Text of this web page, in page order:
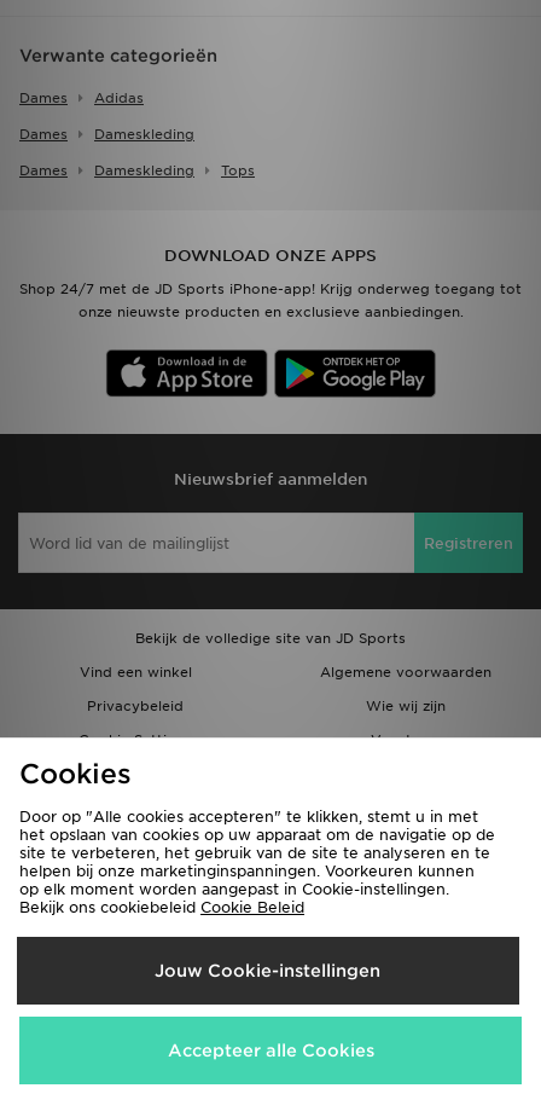
Verwante categorieën
Dames Adidas
Dames Dameskleding
Dames Dameskleding Tops
DOWNLOAD ONZE APPS
Shop 24/7 met de JD Sports iPhone-app! Krijg onderweg toegang tot
onze nieuwste producten en exclusieve aanbiedingen.
Nieuwsbrief aanmelden
Registreren
Bekijk de volledige site van JD Sports
Vind een winkel
Algemene voorwaarden
Privacybeleid
Wie wij zijn
Cookie Settings
Vacatures
Bestellingen en Levering
Verzenden Naar
België
Wij accepteren de volgende betaalmethoden
Cookies
Door op "Alle cookies accepteren" te klikken, stemt u in met
het opslaan van cookies op uw apparaat om de navigatie op de
site te verbeteren, het gebruik van de site te analyseren en te
helpen bij onze marketinginspanningen. Voorkeuren kunnen
op elk moment worden aangepast in Cookie-instellingen.
Bekijk ons cookiebeleid Cookie Beleid
Jouw Cookie-instellingen
Accepteer alle Cookies